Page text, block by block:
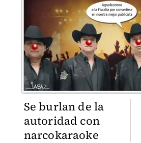
Se burlan de la
autoridad con
narcokaraoke